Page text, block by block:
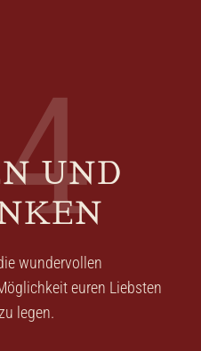
UND
wundervollen
euren Liebsten
legen.